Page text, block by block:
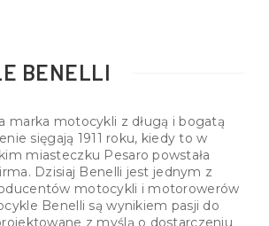
BENELLI
marka motocykli z długą i bogatą
sięgają 1911 roku, kiedy to w
miasteczku Pesaro powstała
Dzisiaj Benelli jest jednym z
motocykli i motorowerów
Benelli są wynikiem pasji do
z myślą o dostarczeniu